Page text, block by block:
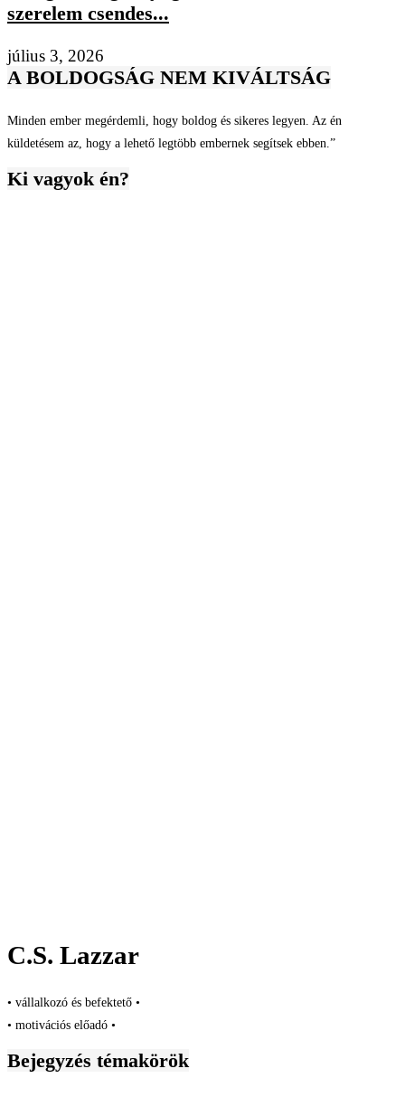
szerelem csendes...
július 3, 2026
A BOLDOGSÁG NEM KIVÁLTSÁG
Minden ember megérdemli, hogy boldog és sikeres legyen. Az én
küldetésem az, hogy a lehető legtöbb embernek segítsek ebben.”
Ki vagyok én?
C.S. Lazzar
• vállalkozó és befektető •
• motivációs előadó •
Bejegyzés témakörök